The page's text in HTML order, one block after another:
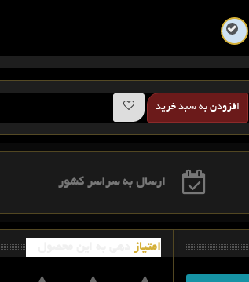
افزودن به سبد خرید
ارسال به سراسر کشور
امتیاز